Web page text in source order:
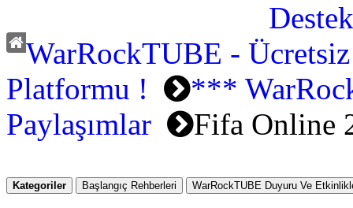
WarRockTUBE -
Platformu !
***
Paylaşımlar
Fifa Online
Kategoriler Başlangıç Rehberleri WarRockTUBE Duyuru Ve